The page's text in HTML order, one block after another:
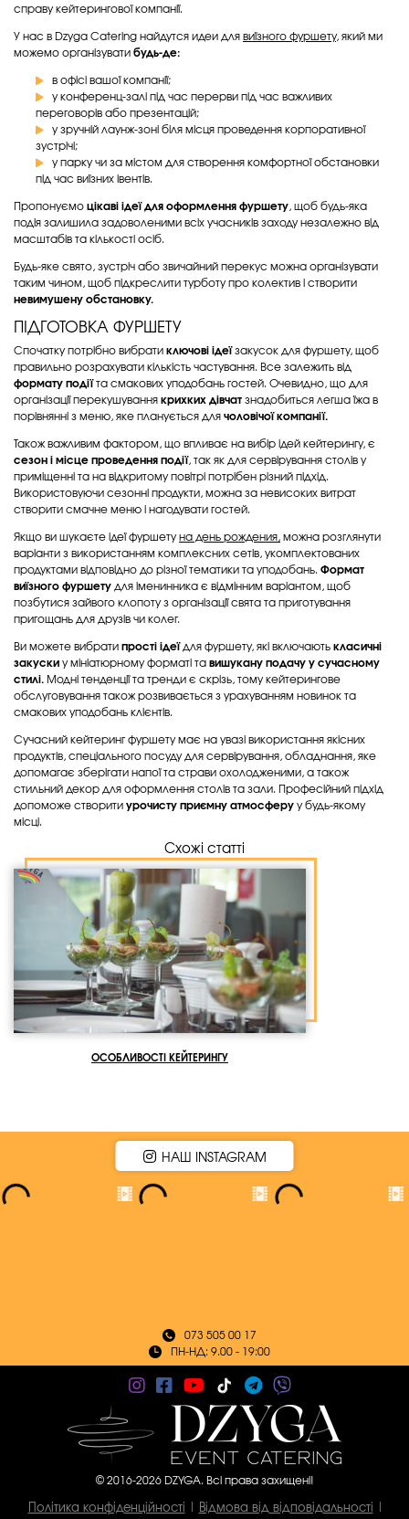
справу кейтерингової компанії.
У нас в Dzyga Catering найдутся идеи для виїзного фуршету, який ми
можемо організувати будь-де:
в офісі вашої компанії;
у конференц-залі під час перерви під час важливих
переговорів або презентацій;
у зручній лаунж-зоні біля місця проведення корпоративної
зустрічі;
у парку чи за містом для створення комфортної обстановки
під час виїзних івентів.
Пропонуємо цікаві ідеї для оформлення фуршету, щоб будь-яка
подія залишила задоволеними всіх учасників заходу незалежно від
масштабів та кількості осіб.
Будь-яке свято, зустріч або звичайний перекус можна організувати
таким чином, щоб підкреслити турботу про колектив і створити
невимушену обстановку.
ПІДГОТОВКА ФУРШЕТУ
Спочатку потрібно вибрати ключові ідеїзакусок для фуршету, щоб
правильно розрахувати кількість частування. Все залежить від
формату подіїта смакових уподобань гостей. Очевидно, що для
організації перекушування крихких дівчат знадобиться легша їжа в
порівнянні з меню, яке планується для чоловічої компанії.
Також важливим фактором, що впливає на вибір ідей кейтерингу, є
сезон і місце проведення події, так як для сервірування столів у
приміщенні та на відкритому повітрі потрібен різний підхід.
Використовуючи сезонні продукти, можна за невисоких витрат
створити смачне меню і нагодувати гостей.
Якщо ви шукаєте ідеї фуршетуна день рождения, можна розглянути
варіанти з використанням комплексних сетів, укомплектованих
продуктами відповідно до різної тематики та уподобань. Формат
виїзного фуршету для іменинника є відмінним варіантом, щоб
позбутися зайвого клопоту з організації свята та приготування
пригощань для друзів чи колег.
Ви можете вибрати прості ідеїдля фуршету, які включають класичні
закуски у мініатюрному форматі та вишукану подачу у сучасному
стилі. Модні тенденції та тренди є скрізь, тому кейтерингове
обслуговування також розвивається з урахуванням новинок та
смакових уподобань клієнтів.
Сучасний кейтеринг фуршету має на увазі використання якісних
продуктів, спеціального посуду для сервірування, обладнання, яке
допомагає зберігати напої та страви охолодженими, а також
стильний декор для оформлення столів та зали. Професійний підхід
допоможе створити урочисту приємну атмосферу у будь-якому
місці.
Схожі статті
ОСОБЛИВОСТІ КЕЙТЕРИНГУ
НАШ INSTAGRAM
073 505 00 17
ПН-НД: 9.00 - 19:00
© 2016-2026 DZYGA. Всі права захищені!
Політика конфіденційності Відмова від відповідальності